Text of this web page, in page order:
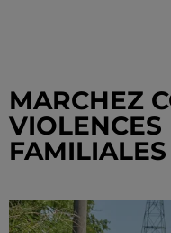
MARCHEZ
VIOLENCES
FAMILIALES